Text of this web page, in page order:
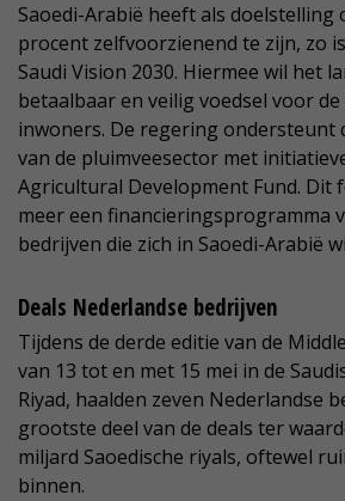
Saoedi-Arabië heeft als doelstelling
procent zelfvoorzienend te zijn, zo
Saudi Vision 2030. Hiermee wil het
betaalbaar en veilig voedsel voor
inwoners. De regering ondersteunt
van de pluimveesector met
Agricultural Development Fund. Dit
meer een financieringsprogramma
bedrijven die zich in Saoedi-Arabië
Deals Nederlandse bedrijven
Tijdens de derde editie van de
van 13 tot en met 15 mei in de
Riyad, haalden zeven Nederlandse
grootste deel van de deals ter
miljard Saoedische riyals, oftewel
binnen.